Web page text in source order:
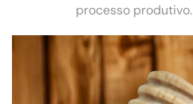
processo produtivo.